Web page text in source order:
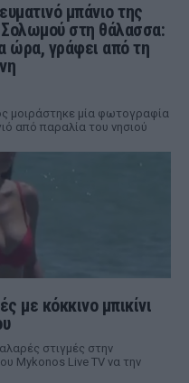
μπάνιο της
στη θάλασσα:
ώρα, γράφει από τη
μοιράστηκε μία φωτογραφία
από παραλία του νησιού
με κόκκινο μπικίνι
στιγμές στην
Mykonos Live TV να την